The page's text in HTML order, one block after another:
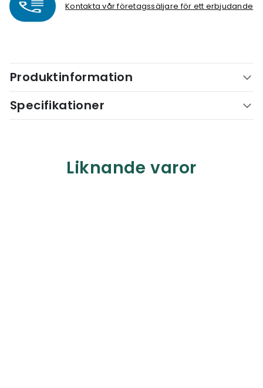
Kontakta vår företagssäljare för ett erbjudande
Produktinformation
Specifikationer
Liknande varor